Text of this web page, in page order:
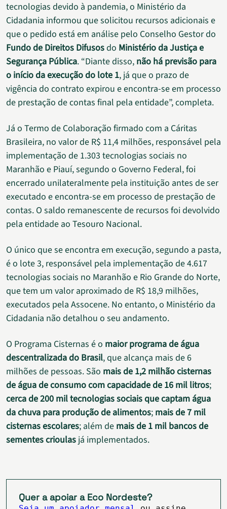
tecnologias devido à pandemia, o Ministério da
Cidadania informou que solicitou recursos adicionais e
que o pedido está em análise pelo Conselho Gestor do
Fundo de Direitos Difusosdo Ministério da Justiça e
Segurança Pública. “Diante disso, não há previsão para
o início da execução do lote 1, já que o prazo de
vigência do contrato expirou e encontra-se em processo
de prestação de contas final pela entidade”, completa.
Já o Termo de Colaboração firmado com a Cáritas
Brasileira, no valor de R$ 11,4 milhões, responsável pela
implementação de 1.303 tecnologias sociais no
Maranhão e Piauí, segundo o Governo Federal, foi
encerrado unilateralmente pela instituição antes de ser
executado e encontra-se em processo de prestação de
contas. O saldo remanescente de recursos foi devolvido
pela entidade ao Tesouro Nacional.
O único que se encontra em execução, segundo a pasta,
é o lote 3, responsável pela implementação de 4.617
tecnologias sociais no Maranhão e Rio Grande do Norte,
que tem um valor aproximado de R$ 18,9 milhões,
executados pela Assocene. No entanto, o Ministério da
Cidadania não detalhou o seu andamento.
O Programa Cisternas é o maior programa de água
descentralizada do Brasil, que alcança mais de 6
milhões de pessoas. São mais de 1,2 milhão cisternas
de água de consumo com capacidade de 16 mil litros;
cerca de 200 mil tecnologias sociais que captam água
da chuva para produção de alimentos; mais de 7 mil
cisternas escolares; além de mais de 1 mil bancos de
sementes crioulas já implementados.
Quer a apoiar a Eco Nordeste?